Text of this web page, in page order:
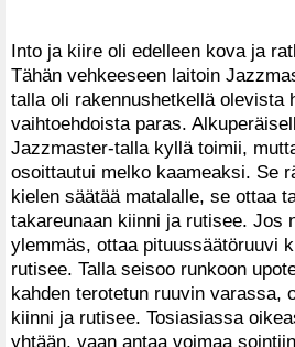
Into ja kiire oli edelleen kova ja
Tähän vehkeeseen laitoin
talla oli rakennushetkellä olevista
vaihtoehdoista paras.
Jazzmaster-talla kyllä toimii,
osoittautui melko kaameaksi. Se
kielen säätää matalalle, se ottaa
takareunaan kiinni ja rutisee. Jos
ylemmäs, ottaa pituussäätöruuvi
rutisee. Talla seisoo runkoon
kahden terotetun ruuvin varassa,
kiinni ja rutisee. Tosiasiassa
yhtään, vaan antaa voimaa